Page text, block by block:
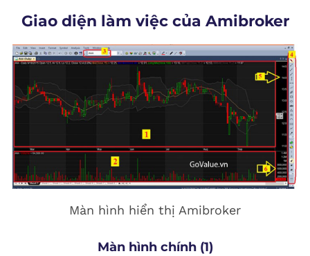
Giao diện làm việc của Amibroker
Màn hình hiển thị Amibroker
Màn hình chính (1)